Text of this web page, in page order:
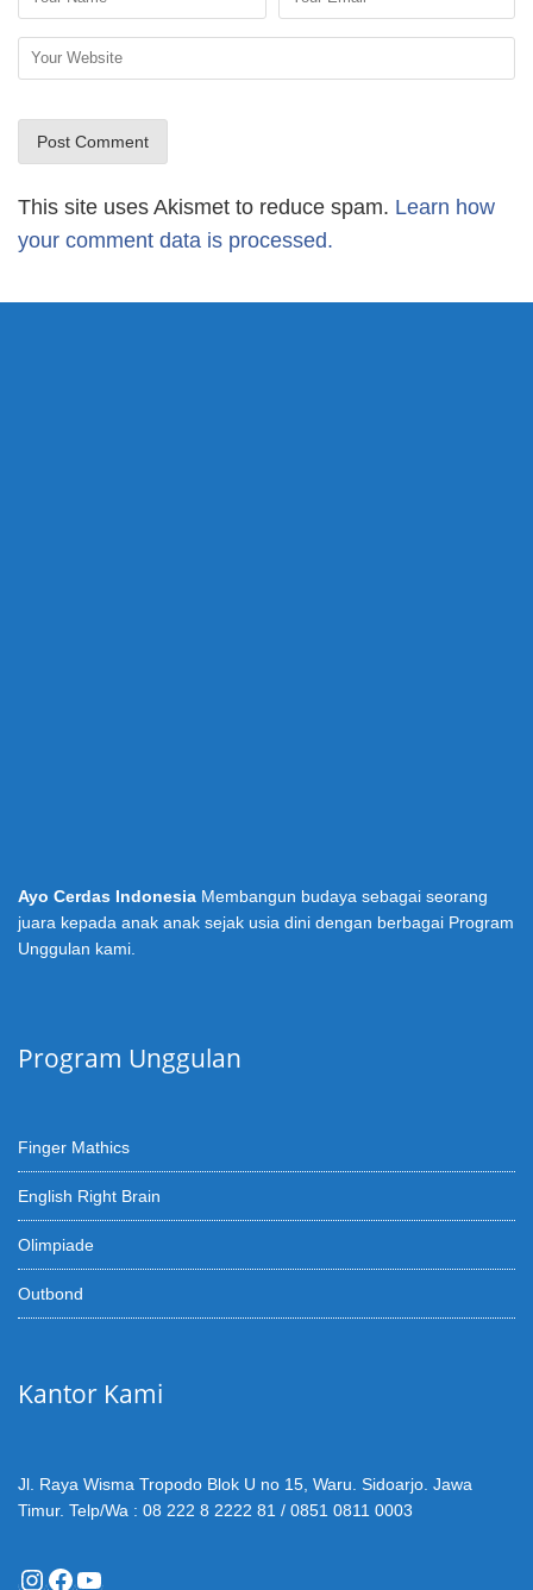
This site uses Akismet to reduce spam. Learn how
your comment data is processed.
Ayo Cerdas Indonesia Membangun budaya sebagai seorang
juara kepada anak anak sejak usia dini dengan berbagai Program
Unggulan kami.
Program Unggulan
Finger Mathics
English Right Brain
Olimpiade
Outbond
Kantor Kami
Jl. Raya Wisma Tropodo Blok U no 15, Waru. Sidoarjo. Jawa
Timur. Telp/Wa : 08 222 8 2222 81 / 0851 0811 0003
Instagram
Facebook
YouTube